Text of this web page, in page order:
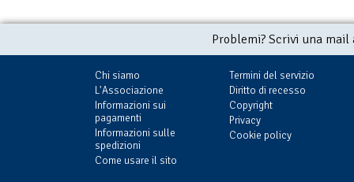
Problemi? Scrivi una
Chi siamo
L'Associazione
Informazioni sui
pagamenti
Informazioni sulle
spedizioni
Come usare il sito
Termini del servizio
Diritto di recesso
Copyright
Privacy
Cookie policy